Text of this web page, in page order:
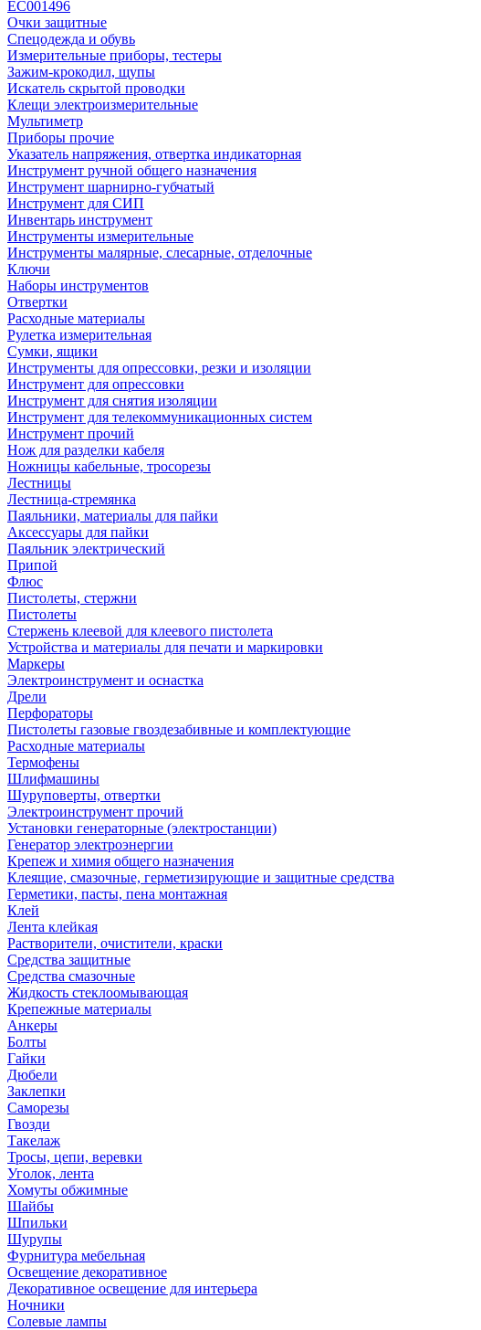
EC001496
Очки защитные
Спецодежда и обувь
Измерительные приборы, тестеры
Зажим-крокодил, щупы
Искатель скрытой проводки
Клещи электроизмерительные
Мультиметр
Приборы прочие
Указатель напряжения, отвертка индикаторная
Инструмент ручной общего назначения
Инструмент шарнирно-губчатый
Инструмент для СИП
Инвентарь инструмент
Инструменты измерительные
Инструменты малярные, слесарные, отделочные
Ключи
Наборы инструментов
Отвертки
Расходные материалы
Рулетка измерительная
Сумки, ящики
Инструменты для опрессовки, резки и изоляции
Инструмент для опрессовки
Инструмент для снятия изоляции
Инструмент для телекоммуникационных систем
Инструмент прочий
Нож для разделки кабеля
Ножницы кабельные, тросорезы
Лестницы
Лестница-стремянка
Паяльники, материалы для пайки
Аксессуары для пайки
Паяльник электрический
Припой
Флюс
Пистолеты, стержни
Пистолеты
Стержень клеевой для клеевого пистолета
Устройства и материалы для печати и маркировки
Маркеры
Электроинструмент и оснастка
Дрели
Перфораторы
Пистолеты газовые гвоздезабивные и комплектующие
Расходные материалы
Термофены
Шлифмашины
Шуруповерты, отвертки
Электроинструмент прочий
Установки генераторные (электростанции)
Генератор электроэнергии
Крепеж и химия общего назначения
Клеящие, смазочные, герметизирующие и защитные средства
Герметики, пасты, пена монтажная
Клей
Лента клейкая
Растворители, очистители, краски
Средства защитные
Средства смазочные
Жидкость стеклоомывающая
Крепежные материалы
Анкеры
Болты
Гайки
Дюбели
Заклепки
Саморезы
Гвозди
Такелаж
Тросы, цепи, веревки
Уголок, лента
Хомуты обжимные
Шайбы
Шпильки
Шурупы
Фурнитура мебельная
Освещение декоративное
Декоративное освещение для интерьера
Ночники
Солевые лампы